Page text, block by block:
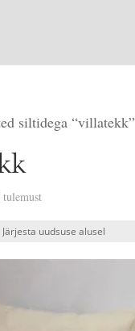
siltidega “villatekk”
Sorditud